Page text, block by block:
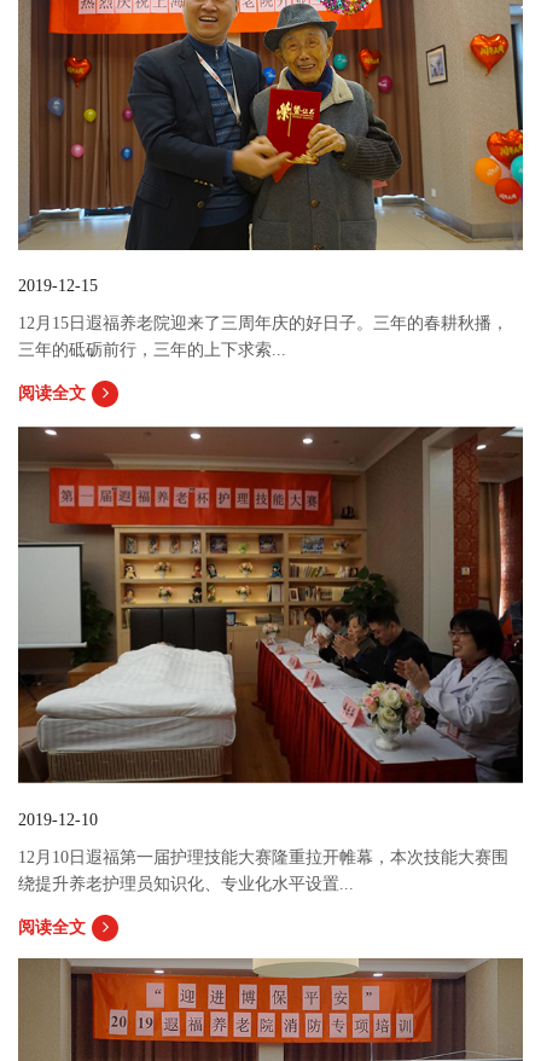
2019-12-15
12月15日遐福养老院迎来了三周年庆的好日子。三年的春耕秋播，
三年的砥砺前行，三年的上下求索...
阅读全文
2019-12-10
12月10日遐福第一届护理技能大赛隆重拉开帷幕，本次技能大赛围
绕提升养老护理员知识化、专业化水平设置...
阅读全文